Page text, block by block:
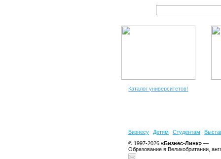
Каталог университетов!
Бизнесу Детям Студентам
© 1997-2026 «Бизнес-Линк» —
Образование в Великобритании,